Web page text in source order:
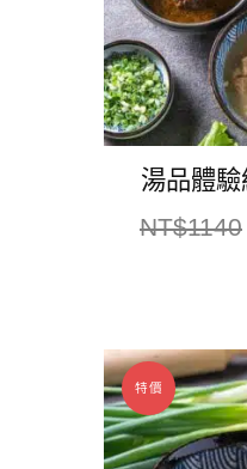
湯品體
NT$1140
特價